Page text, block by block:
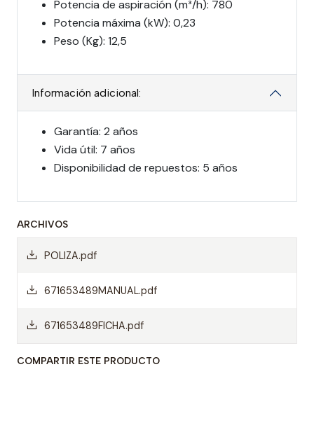
Potencia de aspiración (m³/h): 780
Potencia máxima (kW): 0,23
Peso (Kg): 12,5
Información adicional:
Garantía: 2 años
Vida útil: 7 años
Disponibilidad de repuestos: 5 años
ARCHIVOS
POLIZA.pdf
671653489MANUAL.pdf
671653489FICHA.pdf
COMPARTIR ESTE PRODUCTO